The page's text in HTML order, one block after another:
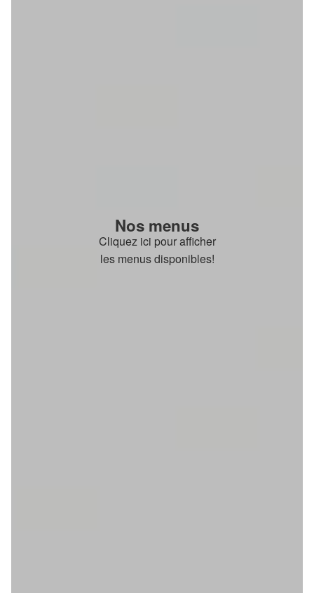
Nos menus
Cliquez ici pour afficher
les menus disponibles!